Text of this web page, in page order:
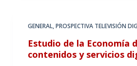
GENERAL,PROSPECTIVA TELEVISIÓN
Estudio de la Economía
contenidos y servicios